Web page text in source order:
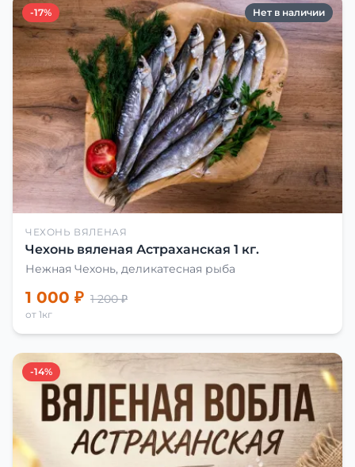
-17% Нет в наличии
ЧЕХОНЬ ВЯЛЕНАЯ
Чехонь вяленая Астраханская 1 кг.
Нежная Чехонь, деликатесная рыба
1 000 ₽ 1 200 ₽
от 1кг
-14%